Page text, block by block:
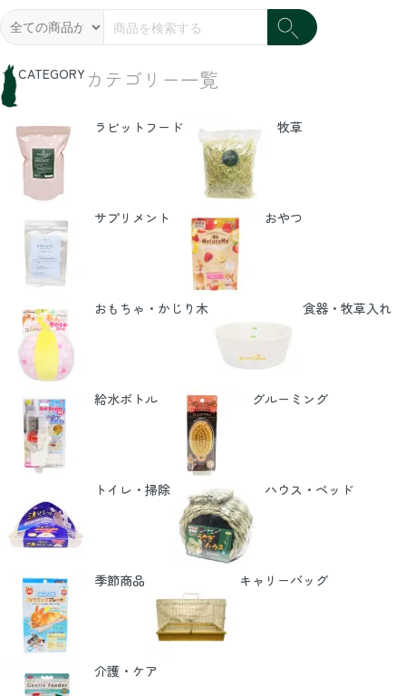
CATEGORY カテゴリー一覧
ラビットフード 牧草
サプリメント おやつ
おもちゃ・かじり木 食器・牧草入れ
給水ボトル グルーミング
トイレ・掃除 ハウス・ベッド
季節商品 キャリーバッグ
介護・ケア